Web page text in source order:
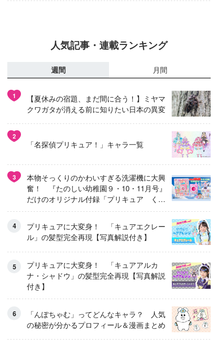
人気記事・連載ランキング
週間 月間
1
【夏休みの宿題、まだ間に合う！】ミヤマ
クワガタが消える前に知りたい日本の異変
2
「名探偵プリキュア！」キャラ一覧
3
本物そっくりのかわいすぎる洗濯機に大興
奮！ 『たのしい幼稚園９・10・11月号』
だけのオリジナル付録「プリキュア くる
くるせんたくき」
プリキュアに大変身！ 「キュアエクレー
ル」の髪型完全再現【写真解説付き】
プリキュアに大変身！ 「キュアアルカ
ナ・シャドウ」の髪型完全再現【写真解説
付き】
「んぽちゃむ」ってどんなキャラ？ 人気
の秘密が分かるプロフィール＆漫画まとめ